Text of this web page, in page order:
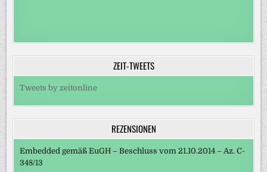
ZEIT-TWEETS
Tweets by zeitonline
REZENSIONEN
Embedded gemäß EuGH – Beschluss vom 21.10.2014 – Az. C-
348/13